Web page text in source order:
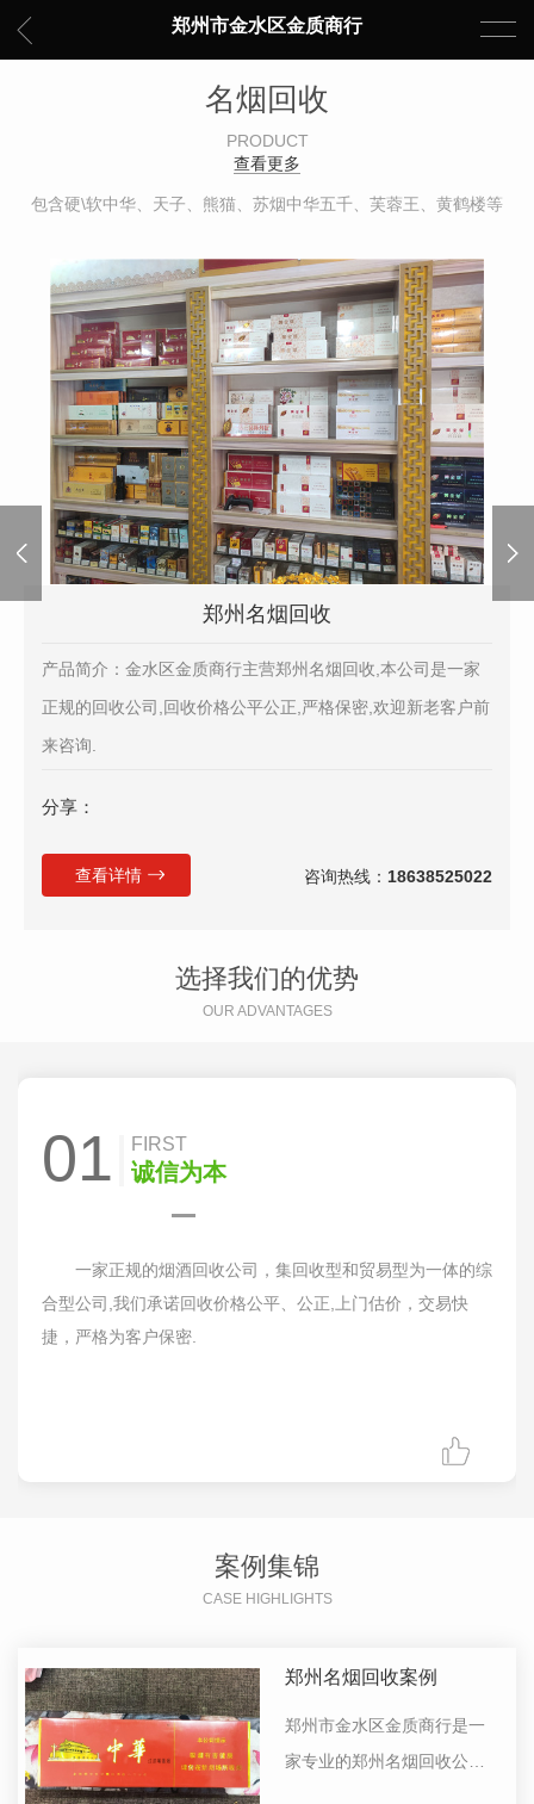
郑州市金水区金质商行
名烟回收
PRODUCT
查看更多
包含硬\软中华、天子、熊猫、苏烟中华五千、芙蓉王、黄鹤楼等
郑州名烟回收
产品简介：金水区金质商行主营郑州名烟回收,本公司是一家
正规的回收公司,回收价格公平公正,严格保密,欢迎新老客户前
来咨询.
分享：
查看详情 咨询热线： 18638525022
选择我们的优势
OUR ADVANTAGES
01 FIRST
诚信为本
一家正规的烟酒回收公司，集回收型和贸易型为一体的综
合型公司,我们承诺回收价格公平、公正,上门估价，交易快
捷，严格为客户保密.
案例集锦
CASE HIGHLIGHTS
郑州名烟回收案例
郑州市金水区金质商行是一
家专业的郑州名烟回收公